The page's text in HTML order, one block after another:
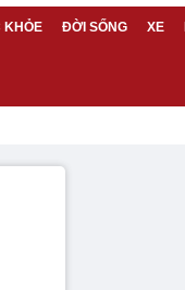
KHỎE ĐỜI SỐNG XE